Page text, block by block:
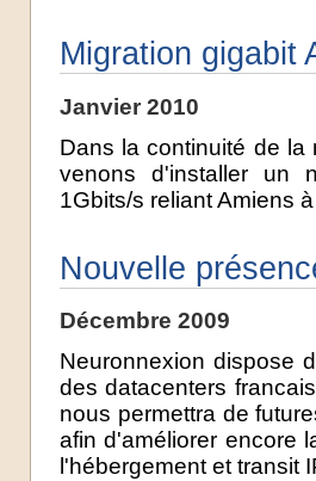
Migration gigabit
Janvier 2010
Dans la continuité de
venons d'installer un
1Gbits/s reliant Amiens
Nouvelle
Décembre 2009
Neuronnexion dispose
des datacenters
nous permettra de
afin d'améliorer encore
l'hébergement et transit